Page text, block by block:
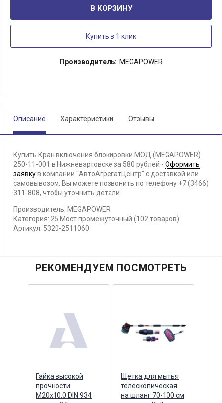
В КОРЗИНУ
Купить в 1 клик
Производитель: MEGAPOWER
Описание Характеристики Отзывы
Купить Кран включения блокировки МОД (MEGAPOWER)
250-11-001 в Нижневартовске за 580 рублей - Оформить
заявкув компании "АвтоАгрегатЦентр" с доставкой или
самовывозом. Вы можете позвонить по телефону +7 (3466)
311-808, чтобы уточнить детали.
Производитель: MEGAPOWER
Категория: 25 Мост промежуточный (102 товаров)
Артикул: 5320-2511060
РЕКОМЕНДУЕМ ПОСМОТРЕТЬ
Гайка высокой
прочности
М20х10.0 DIN 934
Щетка для мытья
телескопическая
на шланг 70-100 см